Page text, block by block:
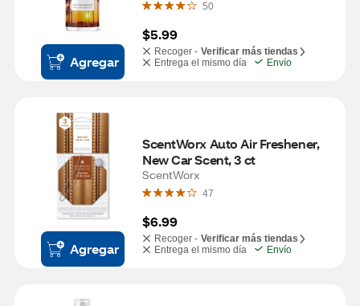
Agregar
50
$5.99
Recoger - Verificar más tiendas
Entrega el mismo día
Envío
Agregar
ScentWorx Auto Air Freshener,
New Car Scent, 3 ct
ScentWorx
47
$6.99
Recoger - Verificar más tiendas
Entrega el mismo día
Envío